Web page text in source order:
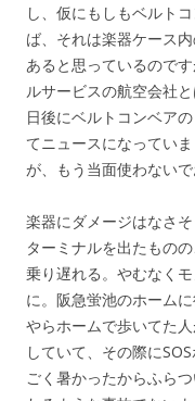
し、仮にもしもベルト
ば、それは楽器ケース
あると思っているので
ルサービスの航空会社
日後にベルトコンベア
てニュースになってい
が、もう当面使わないで
楽器にダメージはなさ
ターミナルを出たもの
乗り遅れる。やむなく
に。阪急蛍池のホーム
やらホームで歩いてた
していて、その際に
ごく暑かったからふら